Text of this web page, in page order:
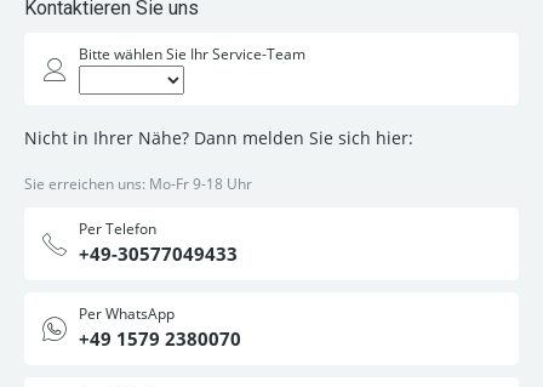
Kontaktieren Sie uns
Bitte wählen Sie Ihr Service-Team
Nicht in Ihrer Nähe? Dann melden Sie sich hier:
Sie erreichen uns: Mo-Fr 9-18 Uhr
Per Telefon
+49-30577049433
Per WhatsApp
+49 1579 2380070